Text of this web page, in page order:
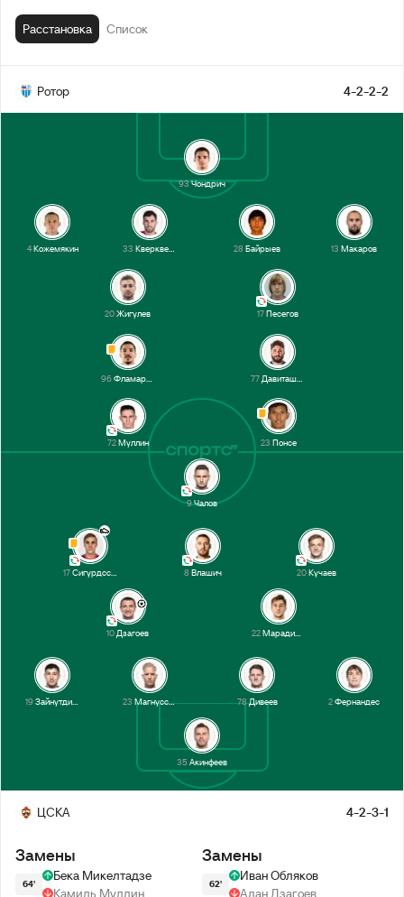
Расстановка Список
Ротор 4-2-2-2
93Чондрич
13 Макаров
28Байрыев
33 Кверквелия
4Кожемякин
17Песегов
20Жигулев
77Давиташвили
96Фламарион
23 Понсе
72Муллин
35 Акинфеев
19Зайнутдинов 23 Магнуссон 78Дивеев 2Фернандес
10Дзагоев 22Марадишвили
17Сигурдссон 8Влашич 20Кучаев
9Чалов
ЦСКА 4-2-3-1
Замены
64'
Бека Микелтадзе
Камиль Муллин
Замены
62'
Иван Обляков
Алан Дзагоев